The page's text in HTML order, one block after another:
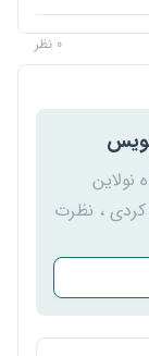
0 نظر
نولاین
کردی ، نظرت